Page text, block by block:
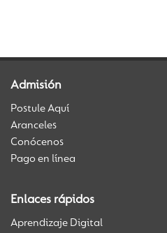
Admisión
Postule Aquí
Aranceles
Conócenos
Pago en línea
Enlaces rápidos
Aprendizaje Digital